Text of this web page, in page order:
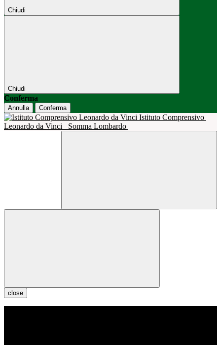
Chiudi
Chiudi
Conferma
Annulla Conferma
Istituto Comprensivo
Leonardo da Vinci
Somma Lombardo
close